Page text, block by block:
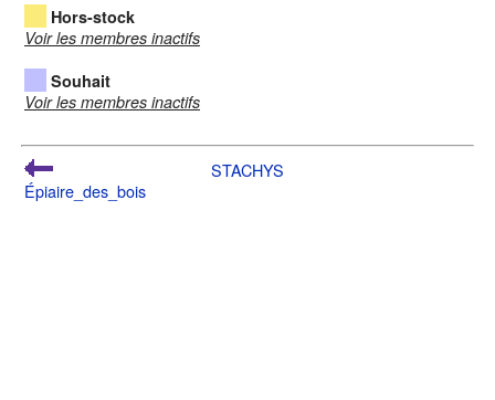
Hors-stock
Voir les membres inactifs
Souhait
Voir les membres inactifs
Épiaire_des_bois
STACHYS